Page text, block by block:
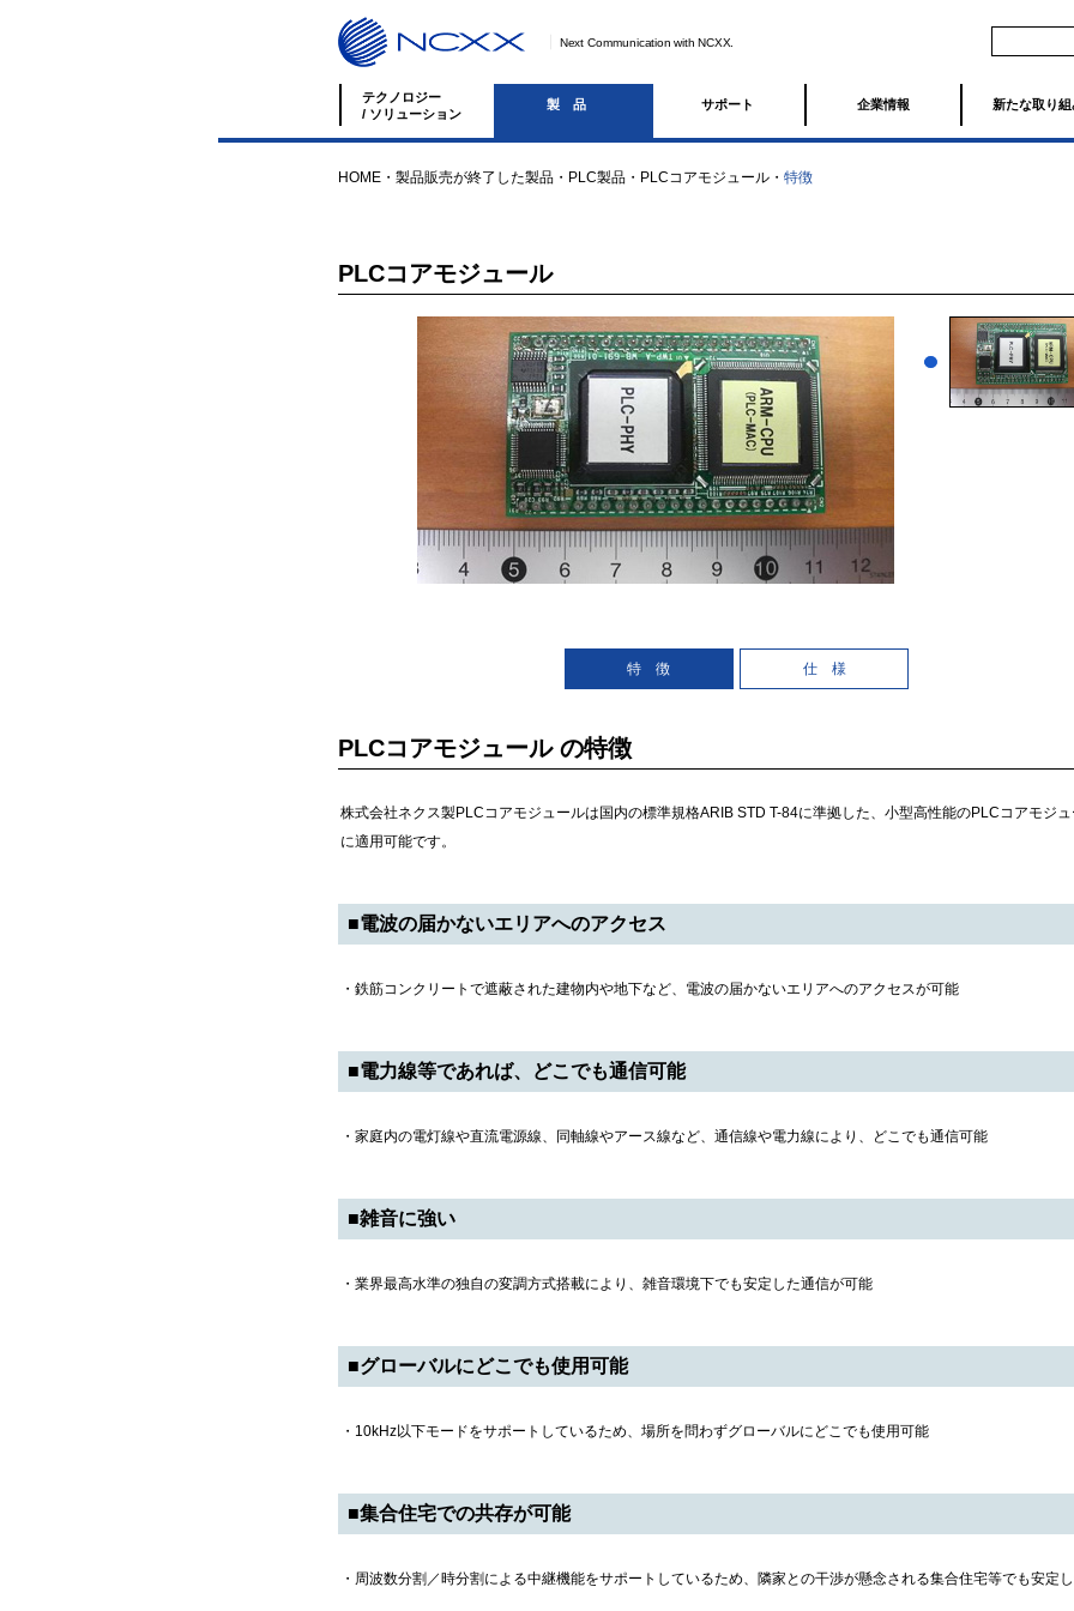
Next Communication with NCXX.
テクノロジー
/ ソリューション
製品 サポート 企業情報 新たな取り組
HOME ・ 製品販売が終了した製品 ・ PLC製品 ・ PLCコアモジュール ・ 特徴
PLCコアモジュール
特 徴 仕 様
PLCコアモジュール の特徴
株式会社ネクス製PLCコアモジュールは国内の標準規格ARIB STD T-84に準拠した、小型高性能のPLCコアモジ
に適用可能です。
■電波の届かないエリアへのアクセス
・鉄筋コンクリートで遮蔽された建物内や地下など、電波の届かないエリアへのアクセスが可能
■電力線等であれば、どこでも通信可能
・家庭内の電灯線や直流電源線、同軸線やアース線など、通信線や電力線により、どこでも通信可能
■雑音に強い
・業界最高水準の独自の変調方式搭載により、雑音環境下でも安定した通信が可能
■グローバルにどこでも使用可能
・10kHz以下モードをサポートしているため、場所を問わずグローバルにどこでも使用可能
■集合住宅での共存が可能
・周波数分割／時分割による中継機能をサポートしているため、隣家との干渉が懸念される集合住宅等でも安定